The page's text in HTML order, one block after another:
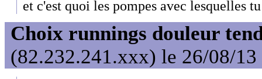
et c'est quoi les pompes avec lesquelles
Choix runnings douleur
(82.232.241.xxx) le 26/08/13